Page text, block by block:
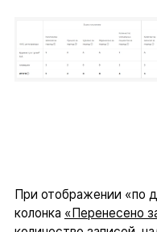
При отображении «по
колонка «Перенесено